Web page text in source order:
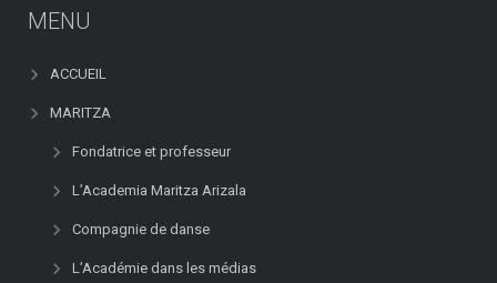
MENU
ACCUEIL
MARITZA
Fondatrice et professeur
L’Academia Maritza Arizala
Compagnie de danse
L’Académie dans les médias